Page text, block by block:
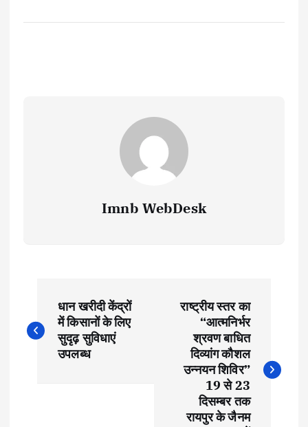
Imnb WebDesk
o
धान खरीदी केंद्रों
में किसानों के लिए
सुदृढ़ सुविधाएं
उपलब्ध
राष्ट्रीय स्तर का
“आत्मनिर्भर
श्रवण बाधित
दिव्यांग कौशल
उन्नयन शिविर”
19 से 23
दिसम्बर तक
रायपुर के जैनम